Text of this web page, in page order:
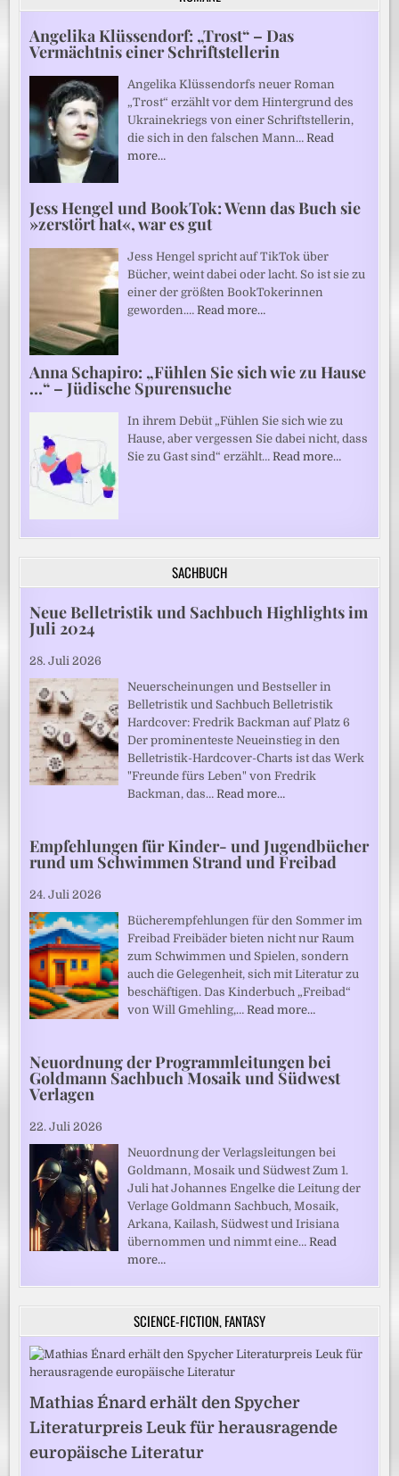
Angelika Klüssendorf: „Trost“ – Das
Vermächtnis einer Schriftstellerin
Angelika Klüssendorfs neuer Roman
„Trost“ erzählt vor dem Hintergrund des
Ukrainekriegs von einer Schriftstellerin,
die sich in den falschen Mann…Read
more…
Jess Hengel und BookTok: Wenn das Buch sie
»zerstört hat«, war es gut
Jess Hengel spricht auf TikTok über
Bücher, weint dabei oder lacht. So ist sie zu
einer der größten BookTokerinnen
geworden.…Read more…
Anna Schapiro: „Fühlen Sie sich wie zu Hause
…“ – Jüdische Spurensuche
In ihrem Debüt „Fühlen Sie sich wie zu
Hause, aber vergessen Sie dabei nicht, dass
Sie zu Gast sind“ erzählt…Read more…
SACHBUCH
Neue Belletristik und Sachbuch Highlights im
Juli 2024
28. Juli 2026
Neuerscheinungen und Bestseller in
Belletristik und Sachbuch Belletristik
Hardcover: Fredrik Backman auf Platz 6
Der prominenteste Neueinstieg in den
Belletristik-Hardcover-Charts ist das Werk
"Freunde fürs Leben" von Fredrik
Backman, das…Read more…
Empfehlungen für Kinder- und Jugendbücher
rund um Schwimmen Strand und Freibad
24. Juli 2026
Bücherempfehlungen für den Sommer im
Freibad Freibäder bieten nicht nur Raum
zum Schwimmen und Spielen, sondern
auch die Gelegenheit, sich mit Literatur zu
beschäftigen. Das Kinderbuch „Freibad“
von Will Gmehling,…Read more…
Neuordnung der Programmleitungen bei
Goldmann Sachbuch Mosaik und Südwest
Verlagen
22. Juli 2026
Neuordnung der Verlagsleitungen bei
Goldmann, Mosaik und Südwest Zum 1.
Juli hat Johannes Engelke die Leitung der
Verlage Goldmann Sachbuch, Mosaik,
Arkana, Kailash, Südwest und Irisiana
übernommen und nimmt eine…Read
more…
SCIENCE-FICTION, FANTASY
Mathias Énard erhält den Spycher
Literaturpreis Leuk für herausragende
europäische Literatur